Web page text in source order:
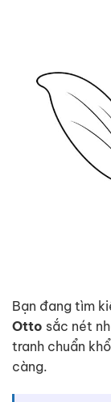
Bạn đang tìm
Otto sắc nét
tranh chuẩn
càng.